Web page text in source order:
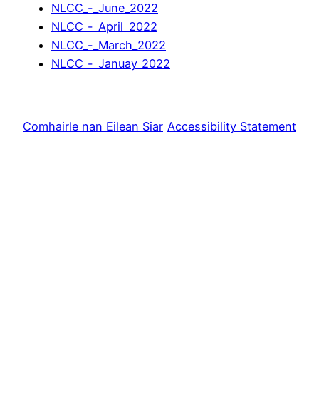
NLCC_-_June_2022
NLCC_-_April_2022
NLCC_-_March_2022
NLCC_-_Januay_2022
Comhairle nan Eilean Siar Accessibility Statement